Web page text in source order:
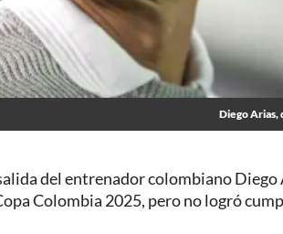
Diego
del entrenador colombiano Diego
Colombia 2025, pero no logró